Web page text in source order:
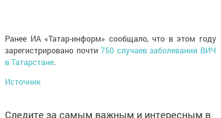
Ранее ИА «Татар-информ» сообщало, что в этом году
зарегистрировано почти750 случаев заболевания ВИЧ
в Татарстане.
Источник
Следите за самым важным и интересным в